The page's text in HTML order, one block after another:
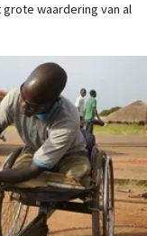
waardering van al